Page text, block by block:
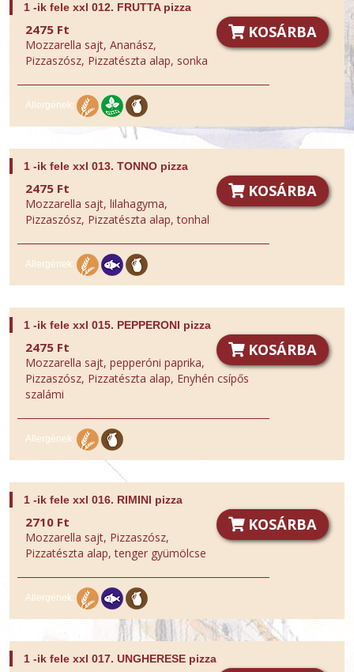
KOSÁRBA
1 -ik fele xxl 012. FRUTTA pizza
2475 Ft
Mozzarella sajt, Ananász,
Pizzaszósz, Pizzatészta alap, sonka
Allergének:
KOSÁRBA
1 -ik fele xxl 013. TONNO pizza
2475 Ft
Mozzarella sajt, lilahagyma,
Pizzaszósz, Pizzatészta alap, tonhal
Allergének:
KOSÁRBA
1 -ik fele xxl 015. PEPPERONI pizza
2475 Ft
Mozzarella sajt, pepperóni paprika,
Pizzaszósz, Pizzatészta alap, Enyhén csípős
szalámi
Allergének:
KOSÁRBA
1 -ik fele xxl 016. RIMINI pizza
2710 Ft
Mozzarella sajt, Pizzaszósz,
Pizzatészta alap, tenger gyümölcse
Allergének:
1 -ik fele xxl 017. UNGHERESE pizza